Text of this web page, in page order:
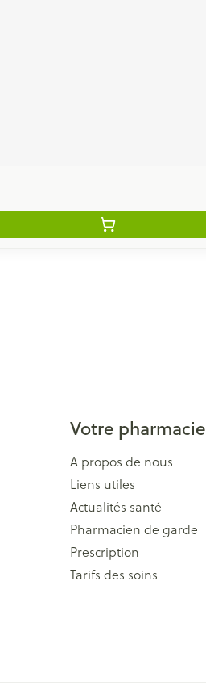
Votre pharmacie
A propos de nous
Liens utiles
Actualités santé
Pharmacien de garde
Prescription
Tarifs des soins